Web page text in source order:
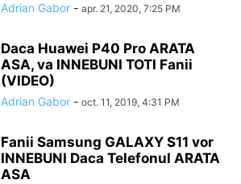
Adrian Gabor - apr. 21, 2020, 7:25 PM
Daca Huawei P40 Pro ARATA
ASA, va INNEBUNI TOTI Fanii
(VIDEO)
Adrian Gabor - oct. 11, 2019, 4:31 PM
Fanii Samsung GALAXY S11 vor
INNEBUNI Daca Telefonul ARATA
ASA